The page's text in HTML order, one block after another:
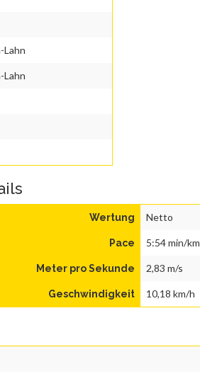
Lahn
Lahn
Wertung Netto
Pace 5:54 min/km
Meter pro Sekunde 2,83 m/s
Geschwindigkeit 10,18 km/h